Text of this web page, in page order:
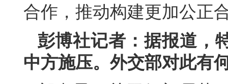
合作，推动构建更加公正
彭博社记者：据报道，
中方施压。外交部对此有